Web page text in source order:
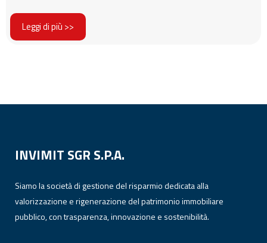
Leggi di più >>
INVIMIT SGR S.P.A.
Siamo la società di gestione del risparmio dedicata alla
valorizzazione e rigenerazione del patrimonio immobiliare
pubblico, con trasparenza, innovazione e sostenibilità.